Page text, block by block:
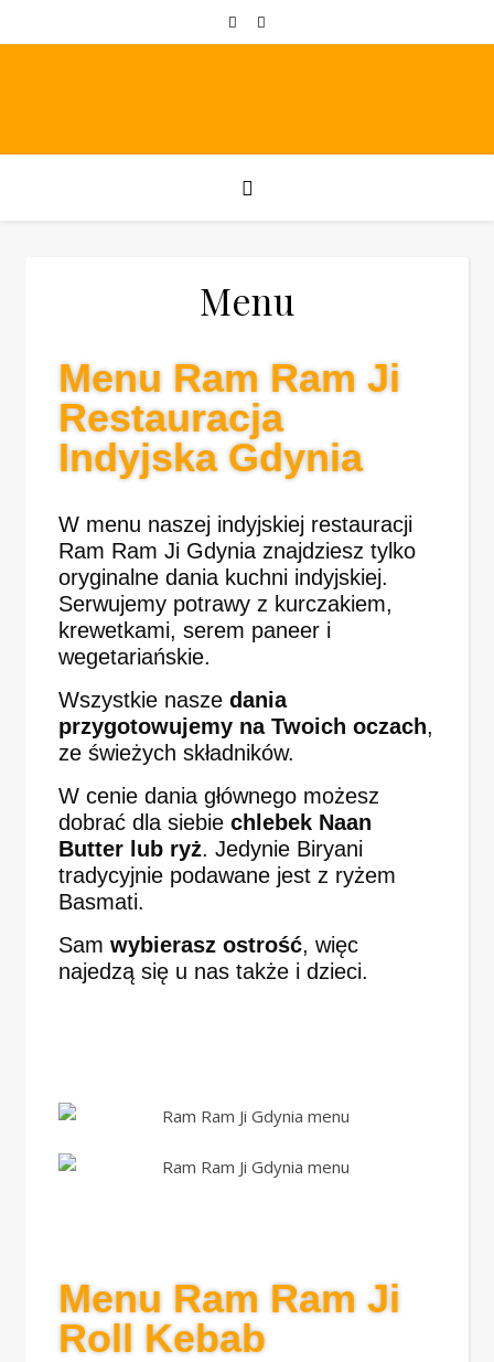
Menu
Menu Ram Ram Ji
Restauracja
Indyjska Gdynia
W menu naszej indyjskiej restauracji
Ram Ram Ji Gdynia znajdziesz tylko
oryginalne dania kuchni indyjskiej.
Serwujemy potrawy z kurczakiem,
krewetkami, serem paneer i
wegetariańskie.
Wszystkie nasze dania
przygotowujemy na Twoich oczach,
ze świeżych składników.
W cenie dania głównego możesz
dobrać dla siebie chlebek Naan
Butter lub ryż. Jedynie Biryani
tradycyjnie podawane jest z ryżem
Basmati.
Sam wybierasz ostrość, więc
najedzą się u nas także i dzieci.
Menu Ram Ram Ji
Roll Kebab